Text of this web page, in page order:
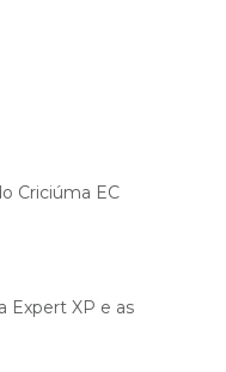
Criciúma EC
Expert XP e as